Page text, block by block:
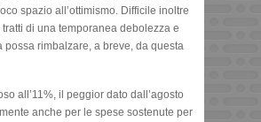
spazio all’ottimismo. Difficile inoltre
di una temporanea debolezza e
possa rimbalzare, a breve, da questa
all’11%, il peggior dato dall’agosto
anche per le spese sostenute per